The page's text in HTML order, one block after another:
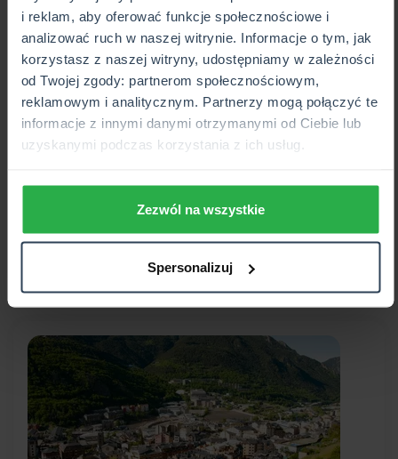
i reklam, aby oferować funkcje społecznościowe i
analizować ruch w naszej witrynie. Informacje o tym, jak
korzystasz z naszej witryny, udostępniamy w zależności
od Twojej zgody: partnerom społecznościowym,
reklamowym i analitycznym. Partnerzy mogą połączyć te
informacje z innymi danymi otrzymanymi od Ciebie lub
uzyskanymi podczas korzystania z ich usług.
Zezwól na wszystkie
Spersonalizuj
Co warto zwiedzić w Kopenhadze?